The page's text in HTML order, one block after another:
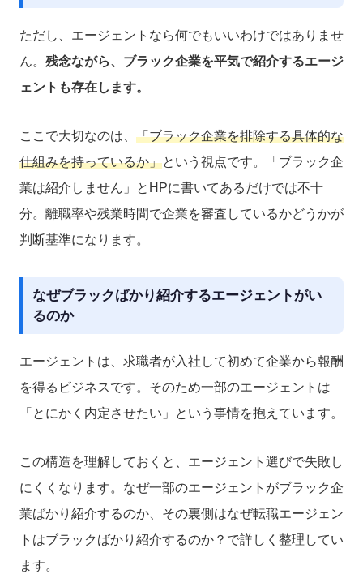
ただし、エージェントなら何でもいいわけではありませ
ん。 残念ながら、ブラック企業を平気で紹介するエージ
ェントも存在します。
ここで大切なのは、 「ブラック企業を排除する具体的な
仕組みを持っているか」という視点です。「ブラック企
業は紹介しません」とHPに書いてあるだけでは不十
分。離職率や残業時間で企業を審査しているかどうかが
判断基準になります。
なぜブラックばかり紹介するエージェントがい
るのか
エージェントは、求職者が入社して初めて企業から報酬
を得るビジネスです。そのため一部のエージェントは
「とにかく内定させたい」という事情を抱えています。
この構造を理解しておくと、エージェント選びで失敗し
にくくなります。なぜ一部のエージェントがブラック企
業ばかり紹介するのか、その裏側はなぜ転職エージェン
トはブラックばかり紹介するのか？で詳しく整理してい
ます。